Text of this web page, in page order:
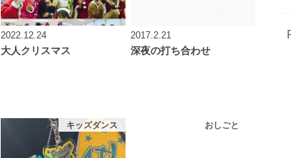
2022.12.24
大人クリスマス
2017.2.21
深夜の打ち合わせ
キッズダンス おしごと